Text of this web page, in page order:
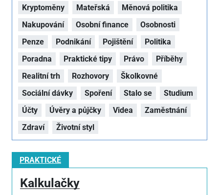
Kryptoměny Mateřská
Měnová politika
Nakupování
Osobní finance
Osobnosti
Penze
Podnikání Pojištění
Politika
Poradna
Praktické tipy Právo
Příběhy
Realitní trh
Rozhovory
Školkovné
Sociální dávky
Spoření Stalo se
Studium
Účty
Úvěry a půjčky Videa
Zaměstnání
Zdraví
Životní styl
PRAKTICKÉ
Kalkulačky